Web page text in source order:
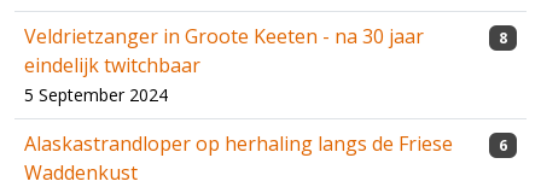
Veldrietzanger in Groote Keeten - na 30 jaar
eindelijk twitchbaar
5 September 2024
8
Alaskastrandloper op herhaling langs de Friese
Waddenkust
6